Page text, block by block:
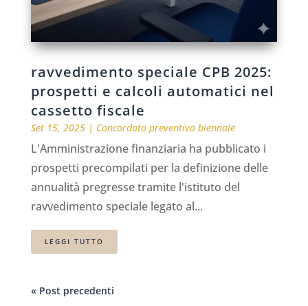
ravvedimento speciale CPB 2025:
prospetti e calcoli automatici nel
cassetto fiscale
Set 15, 2025| Concordato preventivo biennale
L'Amministrazione finanziaria ha pubblicato i
prospetti precompilati per la definizione delle
annualità pregresse tramite l'istituto del
ravvedimento speciale legato al...
LEGGI TUTTO
« Post precedenti